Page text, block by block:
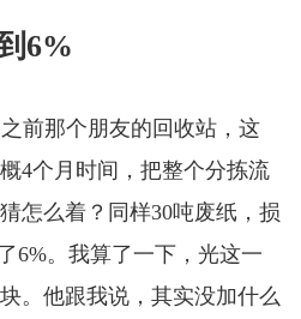
6%
前那个朋友的回收站，这
4个月时间，把整个分拣流
怎么着？同样30吨废纸，损
6%。我算了一下，光这一
。他跟我说，其实没加什么